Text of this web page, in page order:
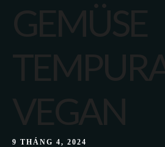
GEMÜSE
TEMPURA
VEGAN
9 THÁNG 4, 2024